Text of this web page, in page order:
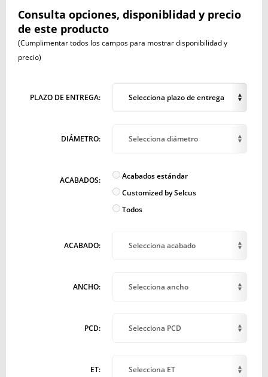
Consulta opciones, disponiblidad y precio
de este producto
(Cumplimentar todos los campos para mostrar disponibilidad y
precio)
PLAZO DE ENTREGA: Selecciona plazo de entrega
DIÁMETRO: Selecciona diámetro
ACABADOS:
Acabados estándar
Customized by Selcus
Todos
ACABADO: Selecciona acabado
ANCHO: Selecciona ancho
PCD: Selecciona PCD
ET: Selecciona ET